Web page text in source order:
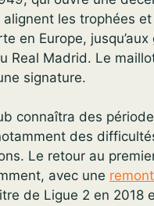
les trophées et
en Europe,
Real Madrid. Le
signature.
connaîtra des
des
Le retour au
avec une
de Ligue 2 en 2018